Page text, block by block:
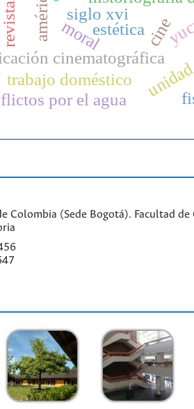
cinematográfica
cine
moral
siglo xvi
trabajo doméstico
por el agua
estética
Colombia (Sede Bogotá). Facultad de